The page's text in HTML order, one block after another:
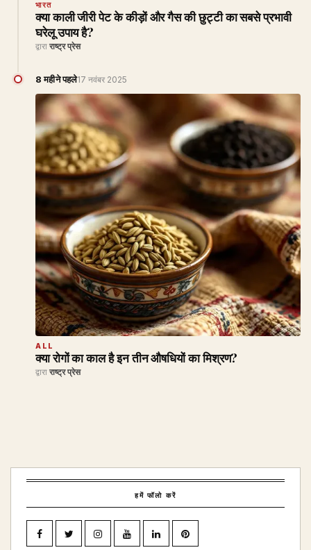
भारत
क्या काली जीरी पेट के कीड़ों और गैस की छुट्टी का सबसे प्रभावी
घरेलू उपाय है?
द्वारा राष्ट्र प्रेस
8 महीने पहले17 नवंबर 2025
ALL
क्या रोगों का काल है इन तीन औषधियों का मिश्रण?
द्वारा राष्ट्र प्रेस
हमें फॉलो करें